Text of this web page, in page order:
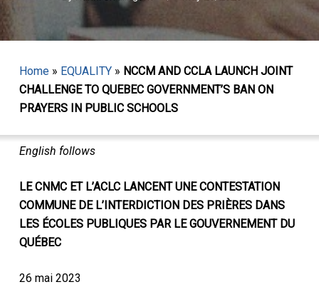
Home» EQUALITY» NCCM AND CCLA LAUNCH JOINT
CHALLENGE TO QUEBEC GOVERNMENT’S BAN ON
PRAYERS IN PUBLIC SCHOOLS
English follows
LE CNMC ET L’ACLC LANCENT UNE CONTESTATION
COMMUNE DE L’INTERDICTION DES PRIÈRES DANS
LES ÉCOLES PUBLIQUES PAR LE GOUVERNEMENT DU
QUÉBEC
26 mai 2023